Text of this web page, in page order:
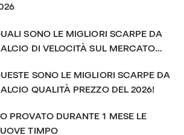
SONO LE MIGLIORI SCARPE DA
DI VELOCITÀ SUL MERCATO
SONO LE MIGLIORI SCARPE DA
QUALITÀ PREZZO DEL 2026!
PROVATO DURANTE 1 MESE LE
TIMPO